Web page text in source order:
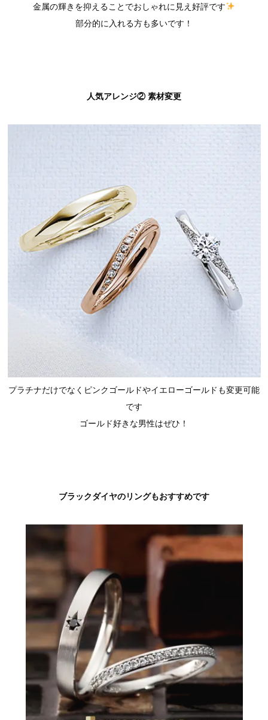
金属の輝きを抑えることでおしゃれに見え好評です
部分的に入れる方も多いです！
人気アレンジ② 素材変更
プラチナだけでなくピンクゴールドやイエローゴールドも変更可能
です
ゴールド好きな男性はぜひ！
ブラックダイヤのリングもおすすめです